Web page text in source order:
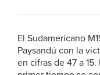
El Sudamericano
Paysandú con la
en cifras de 47 a